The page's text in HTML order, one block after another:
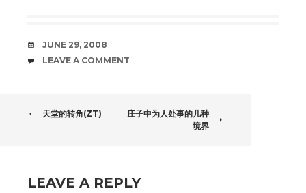
DATE
JUNE 29, 2008
COMMENTS
LEAVE A COMMENT
POST
天堂的转角(ZT)
庄子中为人处事的几种
境界
LEAVE A REPLY